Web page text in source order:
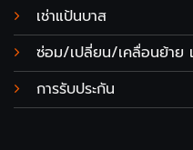
เช่าแป้นบาส
ซ่อม/เปลี่ยน/เคลื่อนย้าย
การรับประกัน